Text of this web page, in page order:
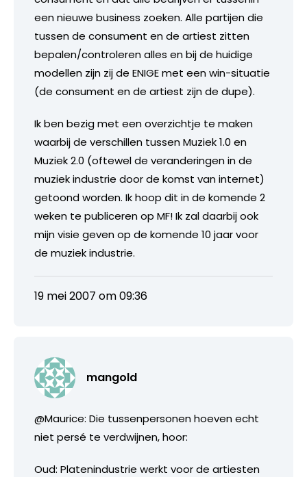
een nieuwe business zoeken. Alle partijen die
tussen de consument en de artiest zitten
bepalen/controleren alles en bij de huidige
modellen zijn zij de ENIGE met een win-situatie
(de consument en de artiest zijn de dupe).
Ik ben bezig met een overzichtje te maken
waarbij de verschillen tussen Muziek 1.0 en
Muziek 2.0 (oftewel de veranderingen in de
muziek industrie door de komst van internet)
getoond worden. Ik hoop dit in de komende 2
weken te publiceren op MF! Ik zal daarbij ook
mijn visie geven op de komende 10 jaar voor
de muziek industrie.
19 mei 2007 om 09:36
mangold
@Maurice: Die tussenpersonen hoeven echt
niet persé te verdwijnen, hoor:
Oud: Platenindustrie werkt voor de artiesten